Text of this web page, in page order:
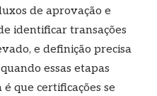
de aprovação e
identificar transações
e definição precisa
essas etapas
que certificações se